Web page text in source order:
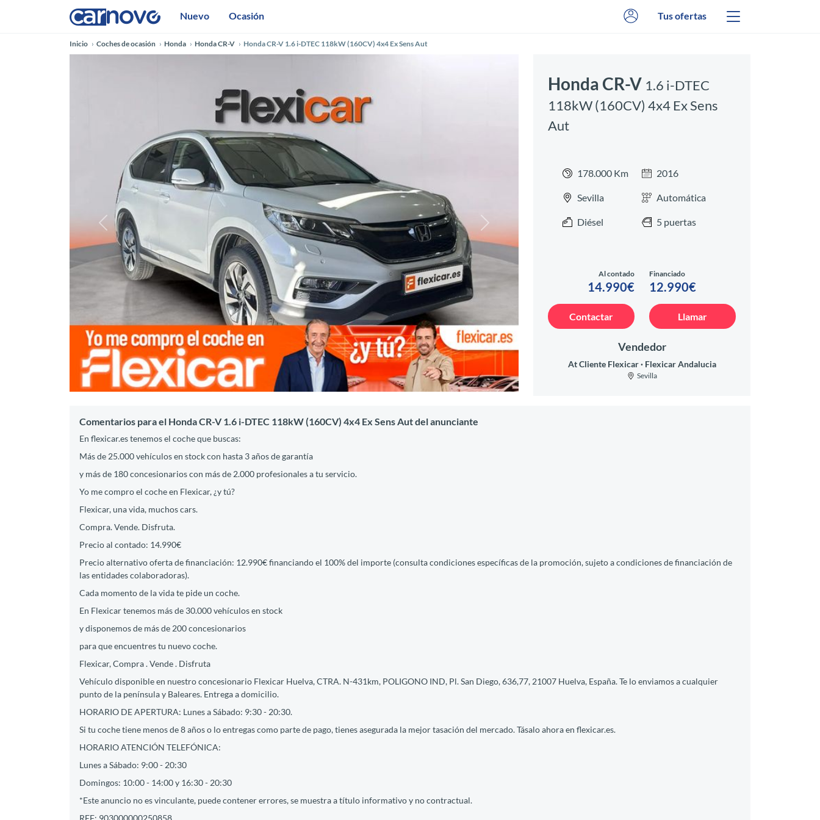
Nuevo Ocasión Tus ofertas
Inicio Coches de ocasión Honda Honda CR-V Honda CR-V 1.6 i-DTEC 118kW (160CV) 4x4 Ex Sens Aut
Anterior Siguiente
Honda CR-V 1.6 i-DTEC
118kW (160CV) 4x4 Ex Sens
Aut
178.000 Km 2016
Sevilla Automática
Diésel 5 puertas
Al contado
14.990€
Financiado
12.990€
Contactar Llamar
Vendedor
At Cliente Flexicar Flexicar Andalucia
Sevilla
Comentarios para el Honda CR-V 1.6 i-DTEC 118kW (160CV) 4x4 Ex Sens Aut del anunciante
En flexicar.es tenemos el coche que buscas:
Más de 25.000 vehículos en stock con hasta 3 años de garantía
y más de 180 concesionarios con más de 2.000 profesionales a tu servicio.
Yo me compro el coche en Flexicar, ¿y tú?
Flexicar, una vida, muchos cars.
Compra. Vende. Disfruta.
Precio al contado: 14.990€
Precio alternativo oferta de financiación: 12.990€ financiando el 100% del importe (consulta condiciones específicas de la promoción, sujeto a condiciones de financiación de
las entidades colaboradoras).
Cada momento de la vida te pide un coche.
En Flexicar tenemos más de 30.000 vehículos en stock
y disponemos de más de 200 concesionarios
para que encuentres tu nuevo coche.
Flexicar, Compra . Vende . Disfruta
Vehículo disponible en nuestro concesionario Flexicar Huelva, CTRA. N-431km, POLIGONO IND, Pl. San Diego, 636,77, 21007 Huelva, España. Te lo enviamos a cualquier
punto de la península y Baleares. Entrega a domicilio.
HORARIO DE APERTURA: Lunes a Sábado: 9:30 - 20:30.
Si tu coche tiene menos de 8 años o lo entregas como parte de pago, tienes asegurada la mejor tasación del mercado. Tásalo ahora en flexicar.es.
HORARIO ATENCIÓN TELEFÓNICA:
Lunes a Sábado: 9:00 - 20:30
Domingos: 10:00 - 14:00 y 16:30 - 20:30
*Este anuncio no es vinculante, puede contener errores, se muestra a título informativo y no contractual.
REF: 903000000250858